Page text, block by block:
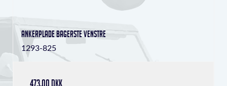
Ankerplade bagerste venstre
1293-825